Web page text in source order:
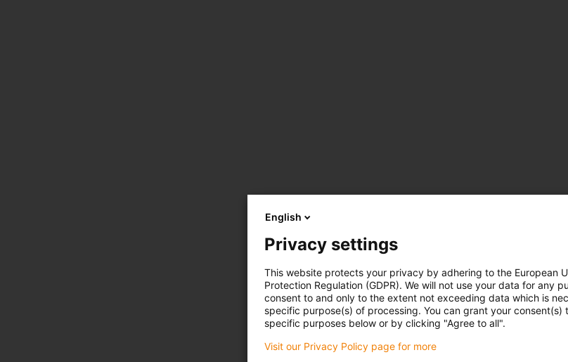
English
Privacy settings
This website protects your privacy by adhering to the European
Protection Regulation (GDPR). We will not use your data for any
consent to and only to the extent not exceeding data which is
specific purpose(s) of processing. You can grant your consent(s)
specific purposes below or by clicking "Agree to all".
Visit our Privacy Policy page for more